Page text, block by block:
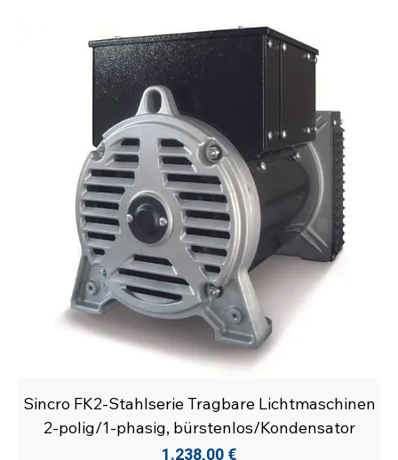
Sincro FK2-Stahlserie Tragbare Lichtmaschinen
2-polig/1-phasig, bürstenlos/Kondensator
Preis
1.238,00 €